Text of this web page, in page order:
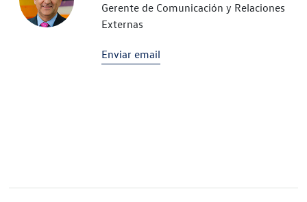
Gerente de Comunicación y Relaciones
Externas
Enviar email